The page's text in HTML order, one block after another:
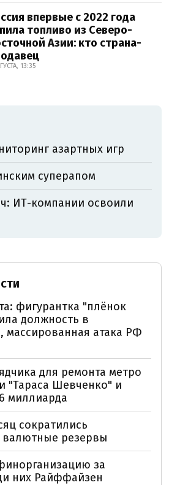
впервые с 2022 года
топливо из Северо-
Азии: кто страна-
13:35
азартных игр
суперапом
ИТ-компании освоили
фигурантка "плёнок
должность в
массированная атака РФ
для ремонта метро
"Тараса Шевченко" и
миллиарда
сократились
резервы
за
них Райффайзен